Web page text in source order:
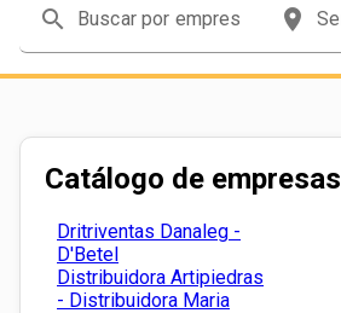
search place
Catálogo de empresas
Dritriventas Danaleg -
D'Betel
Distribuidora Artipiedras
- Distribuidora Maria